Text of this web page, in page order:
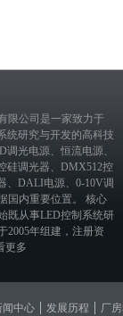
限公司是一家致力于
统研究与开发的高科技
调光电源、恒流电源、
硅调光器、 DMX512控
、 DALI电源、 0-10V调
国内重要位置。 核心
既从事LED控制系统研
2005年组建，注册资
更多
闻中心 发展历程 厂